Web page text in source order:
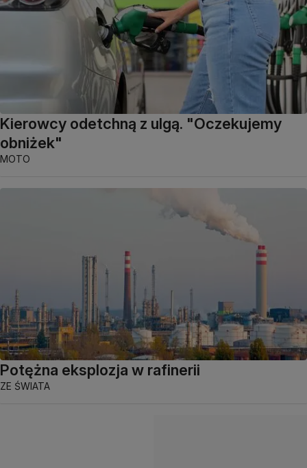
Kierowcy odetchną z ulgą. "Oczekujemy
obniżek"
MOTO
Potężna eksplozja w rafinerii
ZE ŚWIATA